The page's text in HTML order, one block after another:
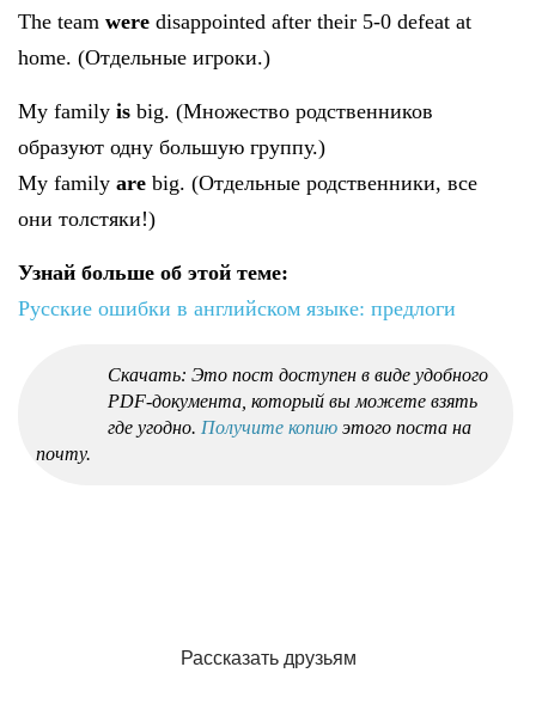
The team were disappointed after their 5-0 defeat at
home. (Отдельные игроки.)
My family is big. (Множество родственников
образуют одну большую группу.)
My family are big. (Отдельные родственники, все
они толстяки!)
Узнай больше об этой теме:
Русские ошибки в английском языке: предлоги
Скачать: Это пост доступен в виде удобного
PDF-документа, который вы можете взять
где угодно. Получите копию этого поста на
почту.
Рассказать друзьям